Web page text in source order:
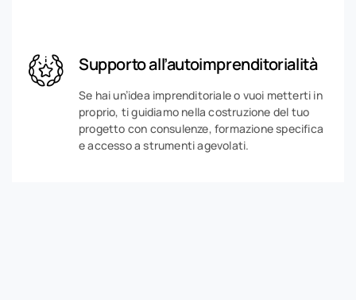
Supporto all’autoimprenditorialità
Se hai un’idea imprenditoriale o vuoi metterti in
proprio, ti guidiamo nella costruzione del tuo
progetto con consulenze, formazione specifica
e accesso a strumenti agevolati.